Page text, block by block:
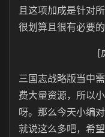
且这项加成是针对
很划算且很有必要的
[
三国志战略版当中
费大量资源，所以
呀。那么今天小编
就说这么多吧，希望